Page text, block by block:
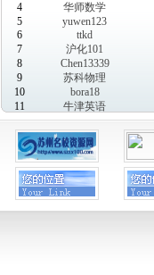
4
华师数学
5
yuwen123
6
ttkd
7
沪化101
8
Chen13339
9
苏科物理
10
bora18
11
牛津英语